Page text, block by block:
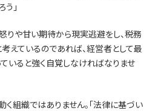
」
りや甘い期待から現実逃避をし、税務
えているのであれば、経営者として最
いると強く自覚しなければなりませ
組織ではありません。「法律に基づい